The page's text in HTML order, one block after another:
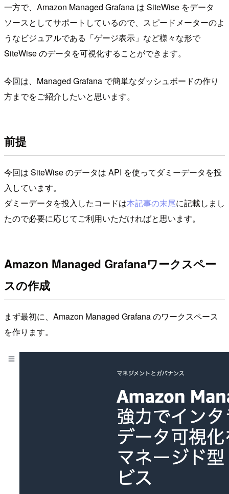
一方で、Amazon Managed Grafana は SiteWise をデータ
ソースとしてサポートしているので、スピードメーターのよ
うなビジュアルである「ゲージ表示」など様々な形で
SiteWise のデータを可視化することができます。
今回は、Managed Grafana で簡単なダッシュボードの作り
方までをご紹介したいと思います。
前提
今回は SiteWise のデータは API を使ってダミーデータを投
入しています。
ダミーデータを投入したコードは本記事の末尾に記載しまし
たので必要に応じてご利用いただければと思います。
Amazon Managed Grafanaワークスペー
スの作成
まず最初に、Amazon Managed Grafana のワークスペース
を作ります。